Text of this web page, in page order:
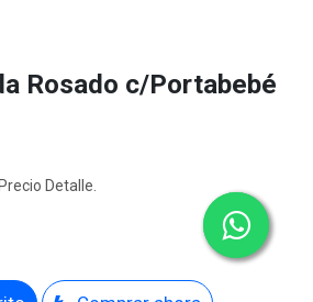
Rosado c/Portabebé
Precio Detalle.